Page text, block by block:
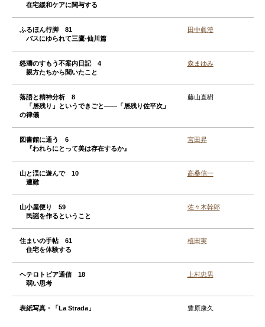
在宅緩和ケアに関与する
ふるほん行脚 81
バスにゆられて三鷹‐仙川篇
田中眞澄
怒濤のすもう不案内日記 4
親方たちから聞いたこと
森まゆみ
落語と精神分析 8
「居残り」というできごと——「居残り佐平次」
の律儀
藤山直樹
図書館に通う 6
『われらにとって美は存在するか』
宮田昇
山と渓に遊んで 10
遭難
高桑信一
山小屋便り 59
民謡を作るということ
佐々木幹郎
住まいの手帖 61
住宅を体験する
植田実
ヘテロトピア通信 18
弱い思考
上村忠男
表紙写真・「La Strada」 豊原康久